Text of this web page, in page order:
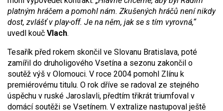
platným hráčem a pomohl nám. Zkušených hráčů není nikdy
dost, zvlášť v play-off. Je na něm, jak se s tím vyrovná,“
uvedl kouč Vlach.
Tesařík před rokem skončil ve Slovanu Bratislava, poté
zamířil do druholigového Vsetína a sezonu zakončil o
soutěž výš v Olomouci. V roce 2004 pomohl Zlínu k
premiérovému titulu. O rok dříve se radoval ze stejného
úspěchu v ruské Jaroslavli, předtím třikrát triumfoval v
domácí soutěži se Vsetínem. V extralize nastupoval ještě